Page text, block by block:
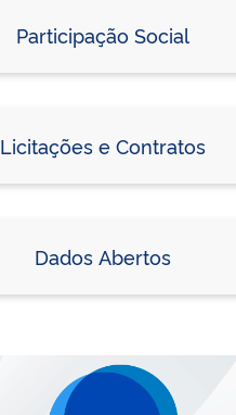
Participação Social
Licitações e Contratos
Dados Abertos